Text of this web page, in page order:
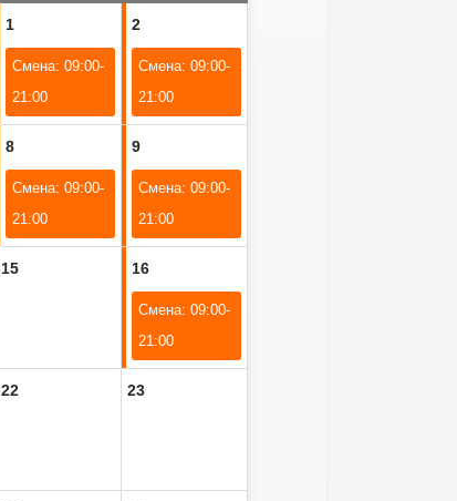
1
Смена: 09:00-
21:00
2
Смена: 09:00-
21:00
8
Смена: 09:00-
21:00
9
Смена: 09:00-
21:00
15 16
Смена: 09:00-
21:00
22 23